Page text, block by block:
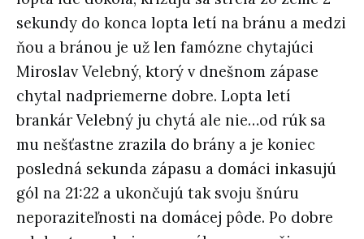
sekundy do konca lopta letí na bránu a medzi
ňou a bránou je už len famózne chytajúci
Miroslav Velebný, ktorý v dnešnom zápase
chytal nadpriemerne dobre. Lopta letí
brankár Velebný ju chytá ale nie…od rúk sa
mu nešťastne zrazila do brány a je koniec
posledná sekunda zápasu a domáci inkasujú
gól na 21:22 a ukončujú tak svoju šnúru
neporaziteľnosti na domácej pôde. Po dobre